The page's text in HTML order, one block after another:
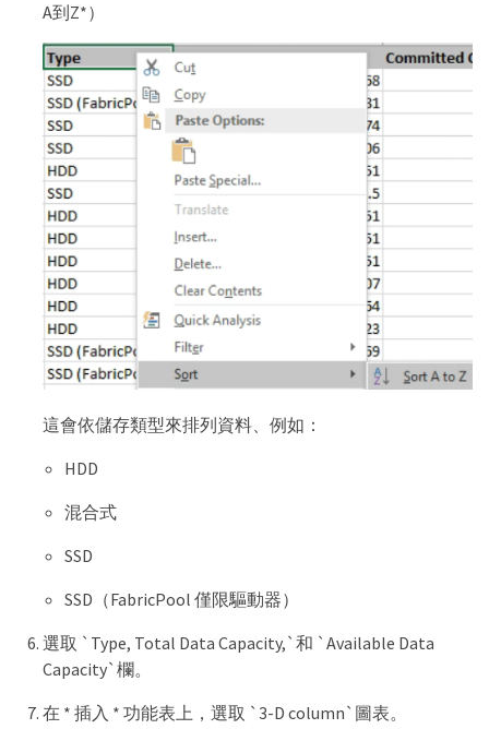
A到Z*）
這會依儲存類型來排列資料、例如：
HDD
混合式
SSD
SSD（FabricPool 僅限驅動器）
選取 `Type, Total Data Capacity,`和 `Available Data
Capacity`欄。
在 * 插入 * 功能表上，選取 `3-D column`圖表。